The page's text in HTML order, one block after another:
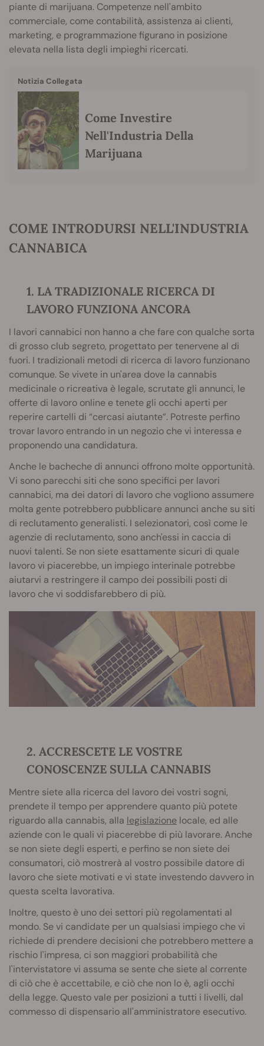
piante di marijuana. Competenze nell'ambito
commerciale, come contabilità, assistenza ai clienti,
marketing, e programmazione figurano in posizione
elevata nella lista degli impieghi ricercati.
Notizia Collegata
Come Investire
Nell'Industria Della
Marijuana
COME INTRODURSI NELL'INDUSTRIA
CANNABICA
1. LA TRADIZIONALE RICERCA DI
LAVORO FUNZIONA ANCORA
I lavori cannabici non hanno a che fare con qualche sorta
di grosso club segreto, progettato per tenervene al di
fuori. I tradizionali metodi di ricerca di lavoro funzionano
comunque. Se vivete in un'area dove la cannabis
medicinale o ricreativa è legale, scrutate gli annunci, le
offerte di lavoro online e tenete gli occhi aperti per
reperire cartelli di “cercasi aiutante”. Potreste perfino
trovar lavoro entrando in un negozio che vi interessa e
proponendo una candidatura.
Anche le bacheche di annunci offrono molte opportunità.
Vi sono parecchi siti che sono specifici per lavori
cannabici, ma dei datori di lavoro che vogliono assumere
molta gente potrebbero pubblicare annunci anche su siti
di reclutamento generalisti. I selezionatori, così come le
agenzie di reclutamento, sono anch'essi in caccia di
nuovi talenti. Se non siete esattamente sicuri di quale
lavoro vi piacerebbe, un impiego interinale potrebbe
aiutarvi a restringere il campo dei possibili posti di
lavoro che vi soddisfarebbero di più.
2. ACCRESCETE LE VOSTRE
CONOSCENZE SULLA CANNABIS
Mentre siete alla ricerca del lavoro dei vostri sogni,
prendete il tempo per apprendere quanto più potete
riguardo alla cannabis, alla legislazione locale, ed alle
aziende con le quali vi piacerebbe di più lavorare. Anche
se non siete degli esperti, e perfino se non siete dei
consumatori, ciò mostrerà al vostro possibile datore di
lavoro che siete motivati e vi state investendo davvero in
questa scelta lavorativa.
Inoltre, questo è uno dei settori più regolamentati al
mondo. Se vi candidate per un qualsiasi impiego che vi
richiede di prendere decisioni che potrebbero mettere a
rischio l'impresa, ci son maggiori probabilità che
l'intervistatore vi assuma se sente che siete al corrente
di ciò che è accettabile, e ciò che non lo è, agli occhi
della legge. Questo vale per posizioni a tutti i livelli, dal
commesso di dispensario all'amministratore esecutivo.